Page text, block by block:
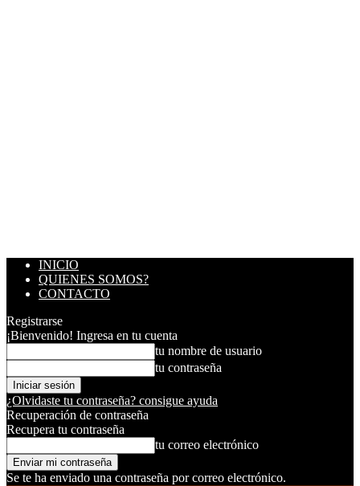
INICIO
QUIENES SOMOS?
CONTACTO
Registrarse
¡Bienvenido! Ingresa en tu cuenta
tu nombre de usuario
tu contraseña
¿Olvidaste tu contraseña? consigue ayuda
Recuperación de contraseña
Recupera tu contraseña
tu correo electrónico
Se te ha enviado una contraseña por correo electrónico.